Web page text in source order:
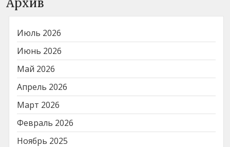
Июль 2026
Июнь 2026
Май 2026
Апрель 2026
Март 2026
Февраль 2026
Ноябрь 2025